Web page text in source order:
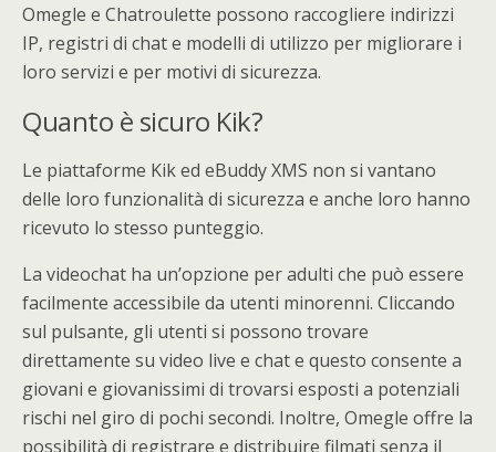
Omegle e Chatroulette possono raccogliere indirizzi
IP, registri di chat e modelli di utilizzo per migliorare i
loro servizi e per motivi di sicurezza.
Quanto è sicuro Kik?
Le piattaforme Kik ed eBuddy XMS non si vantano
delle loro funzionalità di sicurezza e anche loro hanno
ricevuto lo stesso punteggio.
La videochat ha un’opzione per adulti che può essere
facilmente accessibile da utenti minorenni. Cliccando
sul pulsante, gli utenti si possono trovare
direttamente su video live e chat e questo consente a
giovani e giovanissimi di trovarsi esposti a potenziali
rischi nel giro di pochi secondi. Inoltre, Omegle offre la
possibilità di registrare e distribuire filmati senza il